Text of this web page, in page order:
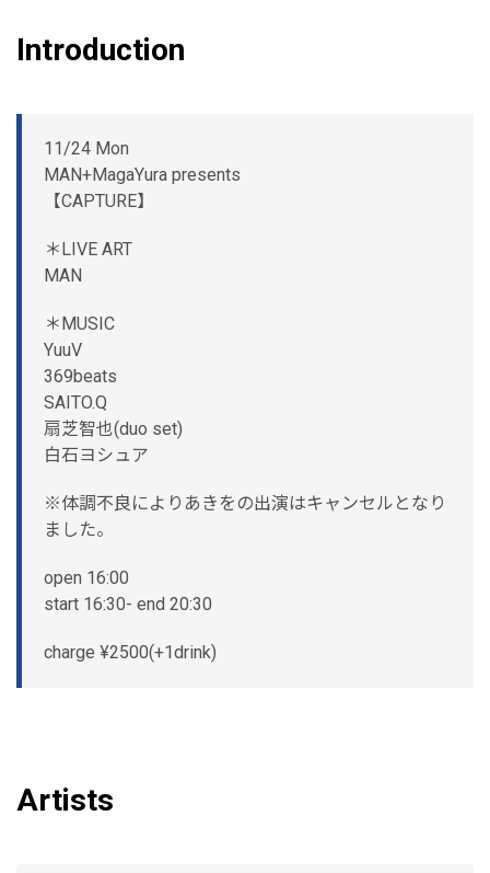
Introduction
11/24 Mon
MAN+MagaYura presents
【CAPTURE】
＊LIVE ART
MAN
＊MUSIC
YuuV
369beats
SAITO.Q
扇芝智也(duo set)
白石ヨシュア
※体調不良によりあきをの出演はキャンセルとなり
ました。
open 16:00
start 16:30- end 20:30
charge ¥2500(+1drink)
Artists